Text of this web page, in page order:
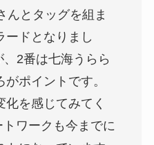
んとタッグを組ま
ードとなりまし
2番は七海うらら
ポイントです。
を感じてみてく
ワークも今までに